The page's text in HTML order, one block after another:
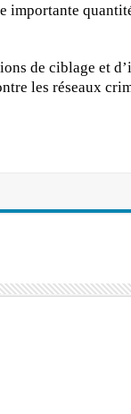
importante
de ciblage et
les réseaux